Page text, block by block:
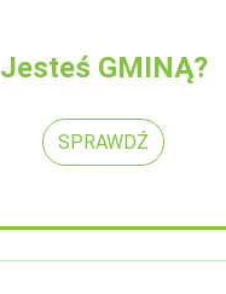
Jesteś GMINĄ?
SPRAWDŹ